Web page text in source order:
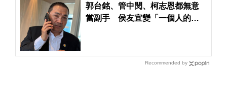
郭台銘、管中閔、柯志恩都無意
當副手 侯友宜變「一個人的武
Recommended by